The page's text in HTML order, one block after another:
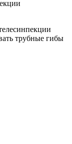
трубные гибы